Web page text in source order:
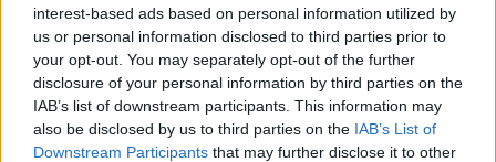
interest-based ads based on personal information utilized by
us or personal information disclosed to third parties prior to
your opt-out. You may separately opt-out of the further
disclosure of your personal information by third parties on the
IAB’s list of downstream participants. This information may
also be disclosed by us to third parties on the IAB’s List of
Downstream Participants that may further disclose it to other
13/01/2004
di ROBERTO SACCARELLO
APPARTENGONO alle collezioni
d'arte dell'Ordine di Malta le due